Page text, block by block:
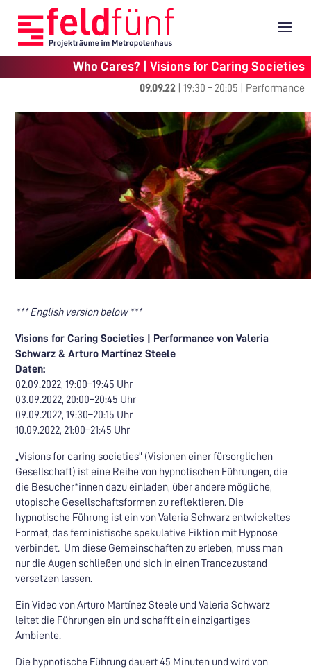
Who Cares? | Visions for Caring Societies
09.09.22 19:30 – 20:05 Performance
*** English version below ***
Visions for Caring Societies | Performance von Valeria
Schwarz & Arturo Martínez Steele
Daten:
02.09.2022, 19:00–19:45 Uhr
03.09.2022, 20:00–20:45 Uhr
09.09.2022, 19:30–20:15 Uhr
10.09.2022, 21:00–21:45 Uhr
„Visions for caring societies“ (Visionen einer fürsorglichen
Gesellschaft) ist eine Reihe von hypnotischen Führungen, die
die Besucher*innen dazu einladen, über andere mögliche,
utopische Gesellschaftsformen zu reflektieren. Die
hypnotische Führung ist ein von Valeria Schwarz entwickeltes
Format, das feministische spekulative Fiktion mit Hypnose
verbindet. Um diese Gemeinschaften zu erleben, muss man
nur die Augen schließen und sich in einen Trancezustand
versetzen lassen.
Ein Video von Arturo Martínez Steele und Valeria Schwarz
leitet die Führungen ein und schafft ein einzigartiges
Ambiente.
Die hypnotische Führung dauert 45 Minuten und wird von